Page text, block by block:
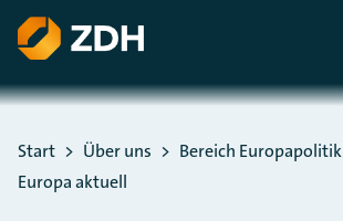
ZUM HAUPTINHALT SPRINGEN
ZUR SUCHE SPRINGEN
Sie befinden sich hier:
Start Über uns
Bereich Europapolitik
Europa aktuell